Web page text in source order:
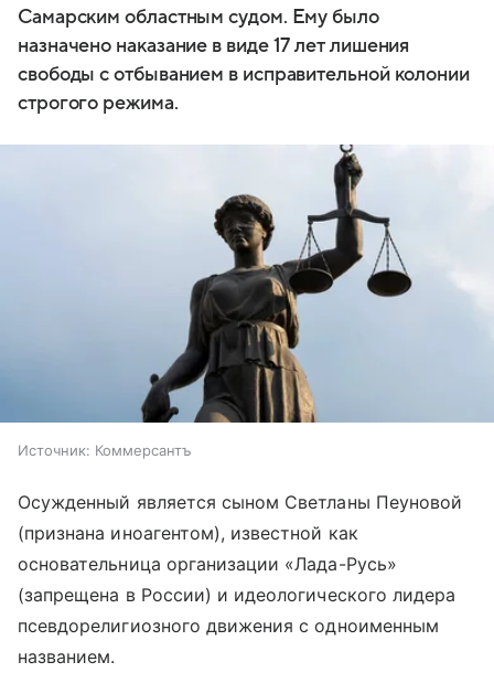
Самарским областным судом. Ему было
назначено наказание в виде 17 лет лишения
свободы с отбыванием в исправительной колонии
строгого режима.
Источник: Коммерсантъ
Осужденный является сыном Светланы Пеуновой
(признана иноагентом), известной как
основательница организации «Лада-Русь»
(запрещена в России) и идеологического лидера
псевдорелигиозного движения с одноименным
названием.